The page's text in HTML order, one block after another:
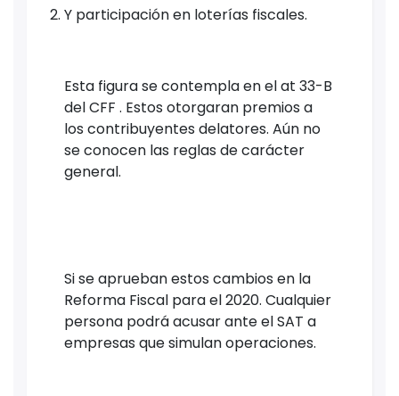
Y participación en loterías fiscales.
Esta figura se contempla en el at 33-B
del CFF . Estos otorgaran premios a
los contribuyentes delatores. Aún no
se conocen las reglas de carácter
general.
Si se aprueban estos cambios en la
Reforma Fiscal para el 2020. Cualquier
persona podrá acusar ante el SAT a
empresas que simulan operaciones.